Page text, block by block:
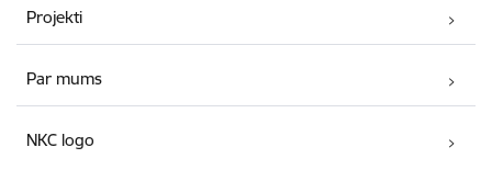
Projekti
Par mums
NKC logo